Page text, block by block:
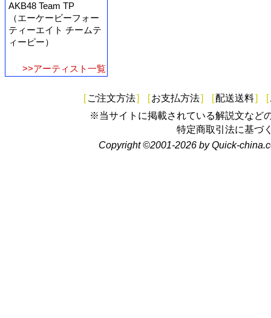
AKB48 Team TP
（エーケービーフォー
ティーエイト チームテ
ィーピー）
>>アーティスト一覧
[ ご注文方法] [お支払方法] [配送送料] [
※当サイトに掲載されている解説文など
特定商取引法に基づ
Copyright ©2001-2026 by Quick-